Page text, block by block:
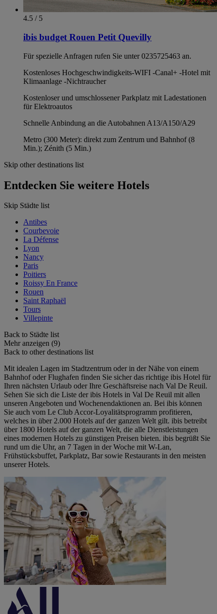
4.5 / 5
ibis budget Rouen Petit Quevilly
Für spezielle Anfragen rufen Sie unter 0235725463 an.
Kostenloses Hochgeschwindigkeits-WIFI -Canal+ -Hotel mit
Klimaanlage -Nichtraucher
Kostenloser und umschlossener Parkplatz mit Ladestationen
für Elektroautos
Schnelle Anbindung an die Autobahnen A13/A150/A29
Metro (300 Meter): direkt zum Zentrum und Bahnhof (8
Min.); Zénith (5 Min.)
Skip other destinations list
Entdecken Sie weitere Hotels
Skip Städte list
Antibes
Courbevoie
La Défense
Lyon
Nancy
Paris
Poitiers
Roissy En France
Rouen
Saint Raphaël
Tours
Villepinte
Back to Städte list
Mehr anzeigen (9)
Back to other destinations list
Mit idealen Lagen im Stadtzentrum oder in der Nähe von einem
Bahnhof oder Flughafen finden Sie sicher das richtige ibis Hotel für
Ihren nächsten Urlaub oder Ihre Geschäftsreise nach Val De Reuil.
Sehen Sie sich die Liste der ibis Hotels in Val De Reuil mit allen
unseren Angeboten und Wochenendaktionen an. Bei ibis können
Sie auch vom Le Club Accor-Loyalitätsprogramm profitieren,
welches in über 2.000 Hotels auf der ganzen Welt gilt. ibis betreibt
über 1800 Hotels auf der ganzen Welt, die alle Dienstleistungen
eines modernen Hotels zu günstigen Preisen bieten. ibis begrüßt Sie
rund um die Uhr, an 7 Tagen in der Woche mit W-Lan,
Frühstücksbuffet, Parkplatz, Bar sowie Restaurants in den meisten
unserer Hotels.